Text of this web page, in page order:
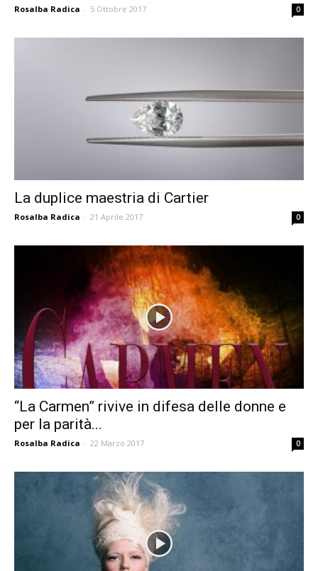
Rosalba Radica - 5 Ottobre 2017 0
La duplice maestria di Cartier
Rosalba Radica - 21 Aprile 2017 0
“La Carmen” rivive in difesa delle donne e
per la parità...
Rosalba Radica - 22 Marzo 2017 0